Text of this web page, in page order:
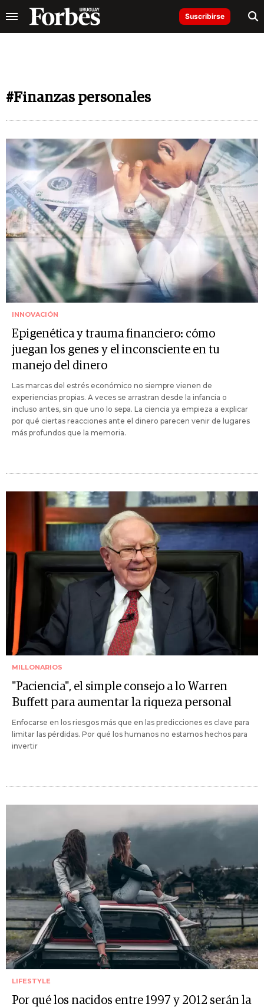
Suscribirse
#Finanzas personales
INNOVACIÓN
Epigenética y trauma financiero: cómo
juegan los genes y el inconsciente en tu
manejo del dinero
Las marcas del estrés económico no siempre vienen de
experiencias propias. A veces se arrastran desde la infancia o
incluso antes, sin que uno lo sepa. La ciencia ya empieza a explicar
por qué ciertas reacciones ante el dinero parecen venir de lugares
más profundos que la memoria.
MILLONARIOS
"Paciencia", el simple consejo a lo Warren
Buffett para aumentar la riqueza personal
Enfocarse en los riesgos más que en las predicciones es clave para
limitar las pérdidas. Por qué los humanos no estamos hechos para
invertir
LIFESTYLE
Por qué los nacidos entre 1997 y 2012 serán la